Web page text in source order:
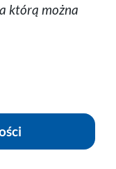
którą można